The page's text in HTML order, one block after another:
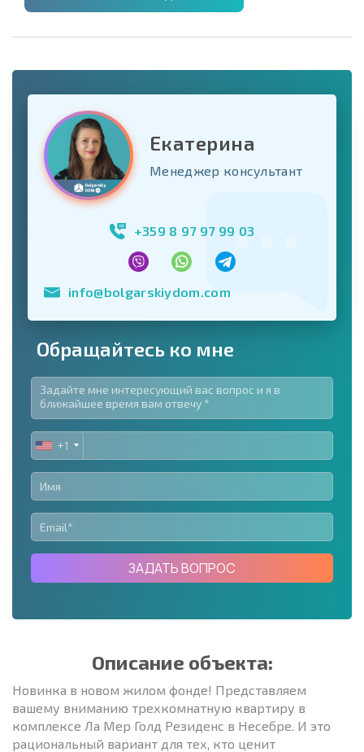
Екатерина
Менеджер консультант
+359 8 97 97 99 03
info@bolgarskiydom.com
Обращайтесь ко мне
UNITED
STATES
+1
+1
ЗАДАТЬ ВОПРОС
Описание объекта:
Новинка в новом жилом фонде! Представляем
вашему вниманию трехкомнатную квартиру в
комплексе Ла Мер Голд Резиденс в Несебре. И это
рациональный вариант для тех, кто ценит